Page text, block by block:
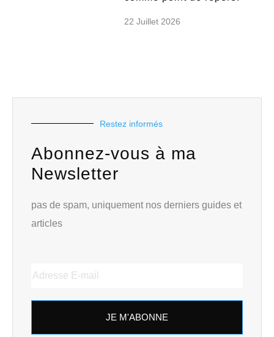
22 Juillet 2026
Restez informés
Abonnez-vous à ma
Newsletter
pas de spam, uniquement nos derniers guides et
articles
JE M'ABONNE